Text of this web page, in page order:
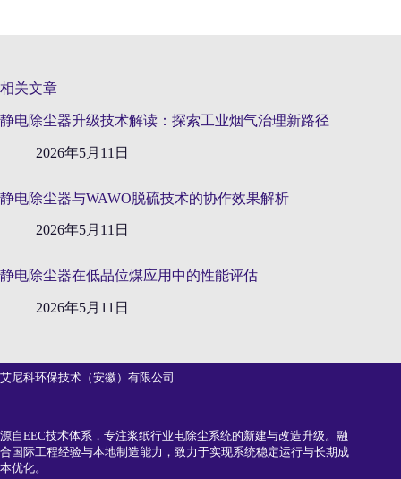
相关文章
静电除尘器升级技术解读：探索工业烟气治理新路径
2026年5月11日
静电除尘器与WAWO脱硫技术的协作效果解析
2026年5月11日
静电除尘器在低品位煤应用中的性能评估
2026年5月11日
艾尼科环保技术（安徽）有限公司
源自EEC技术体系，专注浆纸行业电除尘系统的新建与改造升级。融
合国际工程经验与本地制造能力，致力于实现系统稳定运行与长期成
本优化。